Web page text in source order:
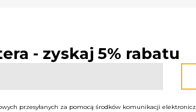
- zyskaj 5% rabatu
przesyłanych za pomocą środków komunikacji